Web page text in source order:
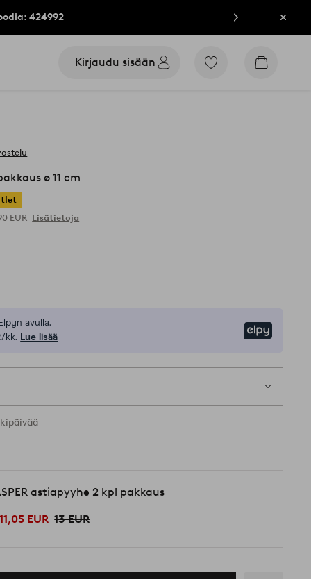
424992 Sulje
Kirjaudu sisään
Siirry
Siirry
ø 11 cm
EUR Lisätietoja
avulla.
kk. Lue lisää
astiapyyhe 2 kpl pakkaus
11,05 EUR 13 EUR